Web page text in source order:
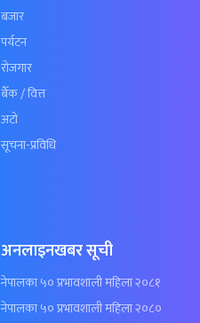
बजार
पर्यटन
रोजगार
बैँक / वित्त
अटो
सूचना-प्रविधि
अनलाइनखबर सूची
नेपालका ५० प्रभावशाली महिला २०८१
नेपालका ५० प्रभावशाली महिला २०८०